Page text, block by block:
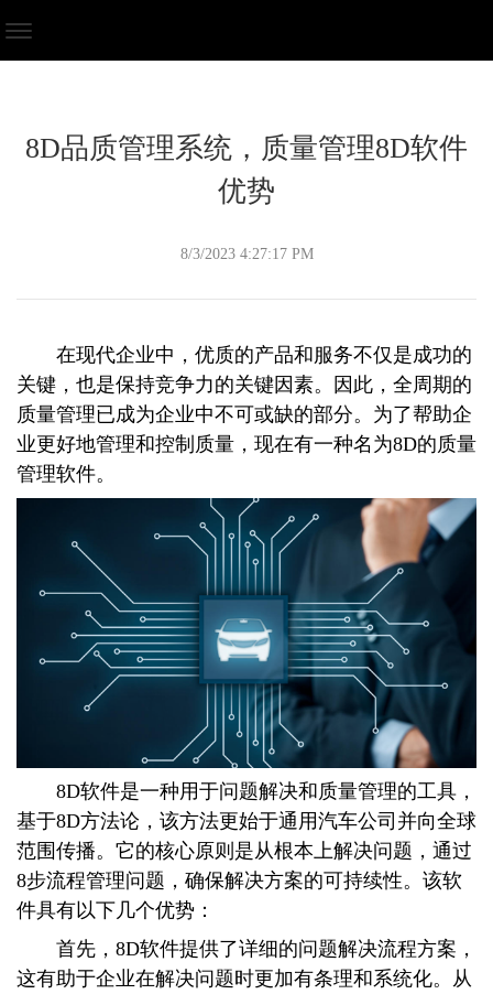
8D品质管理系统，质量管理8D软件
优势
8/3/2023 4:27:17 PM
在现代企业中，优质的产品和服务不仅是成功的
关键，也是保持竞争力的关键因素。因此，全周期的
质量管理已成为企业中不可或缺的部分。为了帮助企
业更好地管理和控制质量，现在有一种名为8D的质量
管理软件。
8D软件是一种用于问题解决和质量管理的工具，
基于8D方法论，该方法更始于通用汽车公司并向全球
范围传播。它的核心原则是从根本上解决问题，通过
8步流程管理问题，确保解决方案的可持续性。该软
件具有以下几个优势：
首先，8D软件提供了详细的问题解决流程方案，
这有助于企业在解决问题时更加有条理和系统化。从